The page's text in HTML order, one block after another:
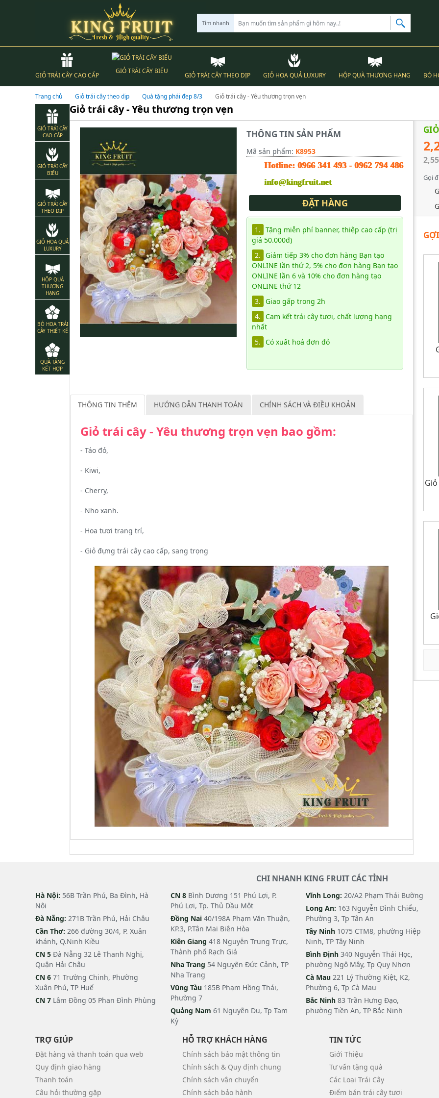
Tìm nhanh
GIỎ TRÁI CÂY CAO CẤP
GIỎ TRÁI CÂY BIẾU
GIỎ TRÁI CÂY THEO DỊP GIỎ HOA QUẢ LUXURY HỘP QUÀ THƯỢNG HẠNG BÓ
Trang chủ Giỏ trái cây theo dịp Quà tặng phái đẹp 8/3 Giỏ trái cây - Yêu thương trọn vẹn
GIỎ TRÁI CÂY
CAO CẤP
GIỎ TRÁI CÂY
BIẾU
GIỎ TRÁI CÂY
THEO DỊP
GIỎ HOA QUẢ
LUXURY
HỘP QUÀ
THƯỢNG
HẠNG
BÓ HOA TRÁI
CÂY THIẾT KẾ
QUÀ TẶNG
KẾT HỢP
Giỏ trái cây - Yêu thương trọn vẹn
THÔNG TIN SẢN PHẨM
Mã sản phẩm: K8953
Hotline: 0966 341 493 - 0962 794 486
info@kingfruit.net
ĐẶT HÀNG
1. Tặng miễn phí banner, thiệp cao cấp (trị
giá 50.000đ)
2.
Giảm tiếp 3% cho đơn hàng Bạn tạo
ONLINE lần thứ 2, 5% cho đơn hàng Bạn tạo
ONLINE lần 6 và 10% cho đơn hàng tạo
ONLINE thứ 12
3.
Giao gấp trong 2h
4.
Cam kết trái cây tươi, chất lượng hạng
nhất
5.
Có xuất hoá đơn đỏ
THÔNG TIN THÊM HƯỚNG DẪN THANH TOÁN CHÍNH SÁCH VÀ ĐIỀU KHOẢN
Giỏ trái cây - Yêu thương trọn vẹn bao gồm:
- Táo đỏ,
- Kiwi,
- Cherry,
- Nho xanh.
- Hoa tươi trang trí,
- Giỏ đựng trái cây cao cấp, sang trọng
Gọi
CHI NHANH KING FRUIT CÁC TỈNH
Hà Nội: 56B Trần Phú, Ba Đình, Hà
Nội
Đà Nẵng: 271B Trần Phú, Hải Châu
Cần Thơ: 266 đường 30/4, P. Xuân
khánh, Q.Ninh Kiều
CN 5 Đà Nẵng 32 Lê Thanh Nghị,
Quận Hải Châu
CN 6 71 Trường Chinh, Phường
Xuân Phú, TP Huế
CN 7 Lâm Đồng 05 Phan Đình Phùng
CN 8 Bình Dương 151 Phú Lợi, P.
Phú Lợi, Tp. Thủ Dầu Một
Đồng Nai 40/198A Phạm Văn Thuận,
KP.3, P.Tân Mai Biên Hòa
Kiên Giang 418 Nguyễn Trung Trực,
Thành phố Rạch Giá
Nha Trang 54 Nguyễn Đức Cảnh, TP
Nha Trang
Vũng Tàu 185B Phạm Hồng Thái,
Phường 7
Quảng Nam 61 Nguyễn Du, Tp Tam
Kỳ
Vĩnh Long: 20/A2 Phạm Thái Bường
Long An: 163 Nguyễn Đình Chiểu,
Phường 3, Tp Tân An
Tây Ninh 1075 CTM8, phường Hiệp
Ninh, TP Tây Ninh
Bình Định 340 Nguyễn Thái Học,
phường Ngô Mây, Tp Quy Nhơn
Cà Mau 221 Lý Thường Kiệt, K2,
Phường 6, Tp Cà Mau
Bắc Ninh 83 Trần Hưng Đạo,
phường Tiền An, TP Bắc Ninh
TRỢ GIÚP
Đặt hàng và thanh toán qua web
Quy định giao hàng
Thanh toán
Câu hỏi thường gặp
HỖ TRỢ KHÁCH HÀNG
Chính sách bảo mật thông tin
Chính sách & Quy định chung
Chính sách vận chuyển
Chính sách bảo hành
TIN TỨC
Giới Thiệu
Tư vấn tặng quà
Các Loại Trái Cây
Điểm bán trái cây tươi